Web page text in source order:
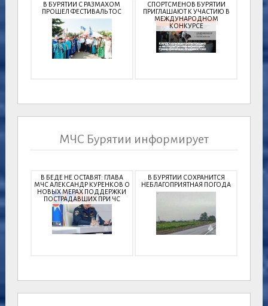
В БУРЯТИИ С РАЗМАХОМ
ПРОШЕЛ ФЕСТИВАЛЬ ТОС
СПОРТСМЕНОВ БУРЯТИИ
ПРИГЛАШАЮТ К УЧАСТИЮ В
МЕЖДУНАРОДНОМ
КОНКУРСЕ
МЧС Бурятии информирует
В БЕДЕ НЕ ОСТАВЯТ: ГЛАВА
МЧС АЛЕКСАНДР КУРЕНКОВ О
НОВЫХ МЕРАХ ПОДДЕРЖКИ
ПОСТРАДАВШИХ ПРИ ЧС
В БУРЯТИИ СОХРАНИТСЯ
НЕБЛАГОПРИЯТНАЯ ПОГОДА